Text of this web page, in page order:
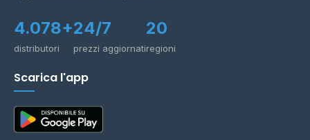
4.078+
distributori
24/7
prezzi aggiornati
20
regioni
Scarica l'app